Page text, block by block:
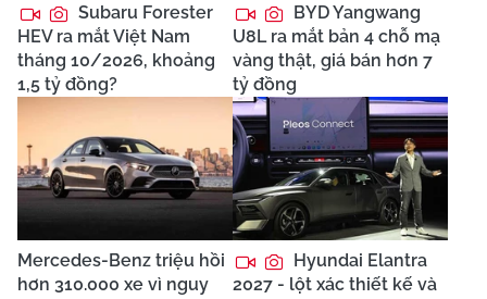
Subaru Forester
HEV ra mắt Việt Nam
tháng 10/2026, khoảng
1,5 tỷ đồng?
BYD Yangwang
U8L ra mắt bản 4 chỗ mạ
vàng thật, giá bán hơn 7
tỷ đồng
Mercedes-Benz triệu hồi
hơn 310.000 xe vì nguy
Hyundai Elantra
2027 - lột xác thiết kế và